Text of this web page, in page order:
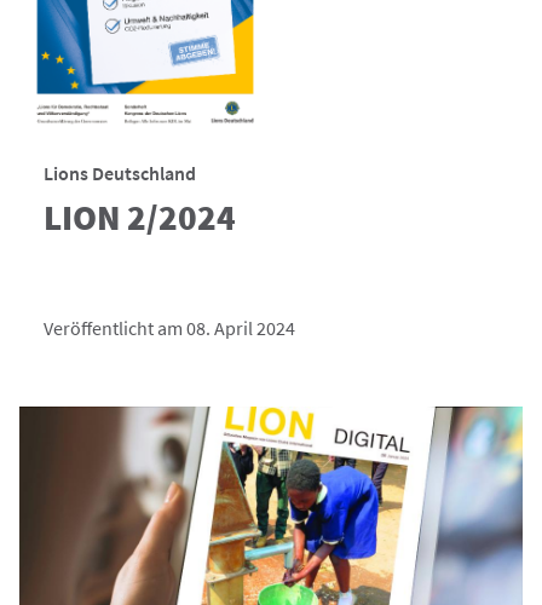
Lions Deutschland
LION 2/2024
Veröffentlicht am 08. April 2024